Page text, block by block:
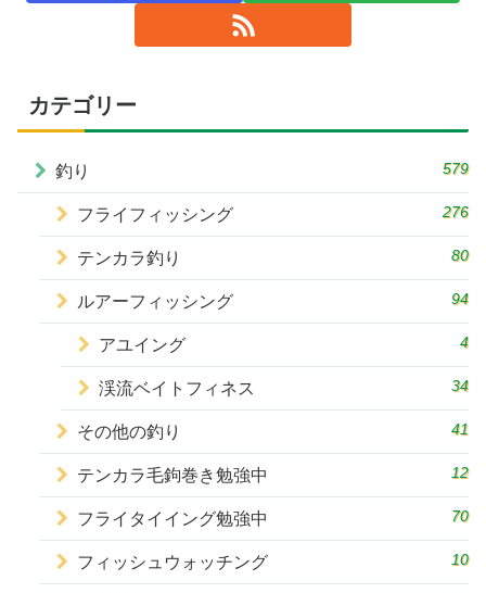
カテゴリー
釣り 579
フライフィッシング 276
テンカラ釣り 80
ルアーフィッシング 94
アユイング 4
渓流ベイトフィネス 34
その他の釣り 41
テンカラ毛鉤巻き勉強中 12
フライタイイング勉強中 70
フィッシュウォッチング 10